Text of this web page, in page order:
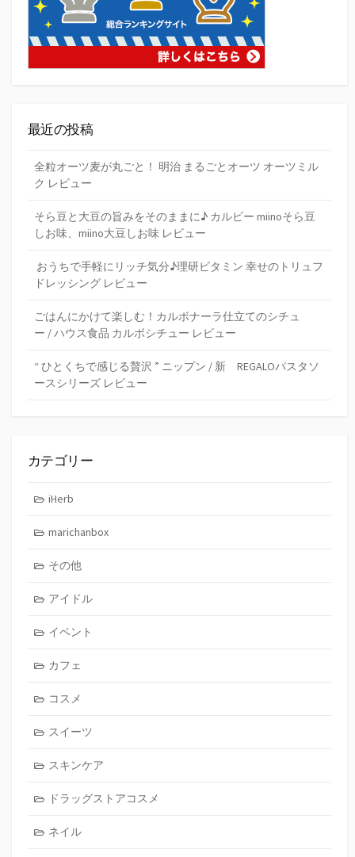
最近の投稿
全粒オーツ麦が丸ごと！ 明治 まるごとオーツ オーツミル
ク レビュー
そら豆と大豆の旨みをそのままに♪ カルビー miinoそら豆
しお味、miino大豆しお味 レビュー
おうちで手軽にリッチ気分♪理研ビタミン 幸せのトリュフ
ドレッシング レビュー
ごはんにかけて楽しむ！カルボナーラ仕立てのシチュ
ー / ハウス食品 カルボシチュー レビュー
“ ひとくちで感じる贅沢 ” ニップン / 新 REGALOパスタソ
ースシリーズ レビュー
カテゴリー
iHerb
marichanbox
その他
アイドル
イベント
カフェ
コスメ
スイーツ
スキンケア
ドラッグストアコスメ
ネイル